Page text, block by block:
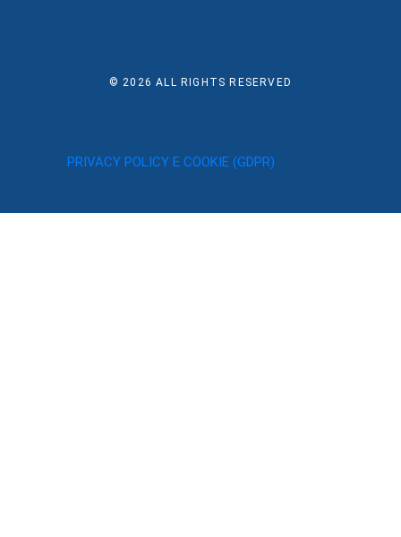
© 2026ALL RIGHTS RESERVED
PRIVACY POLICY E COOKIE (GDPR)